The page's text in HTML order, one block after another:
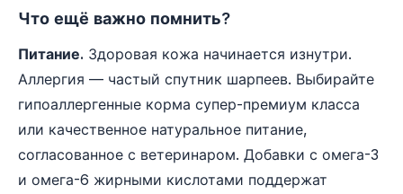
Что ещё важно помнить?
Питание. Здоровая кожа начинается изнутри.
Аллергия — частый спутник шарпеев. Выбирайте
гипоаллергенные корма супер-премиум класса
или качественное натуральное питание,
согласованное с ветеринаром. Добавки с омега-3
и омега-6 жирными кислотами поддержат